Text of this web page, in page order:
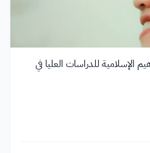
الإسلامية للدراسات العليا في